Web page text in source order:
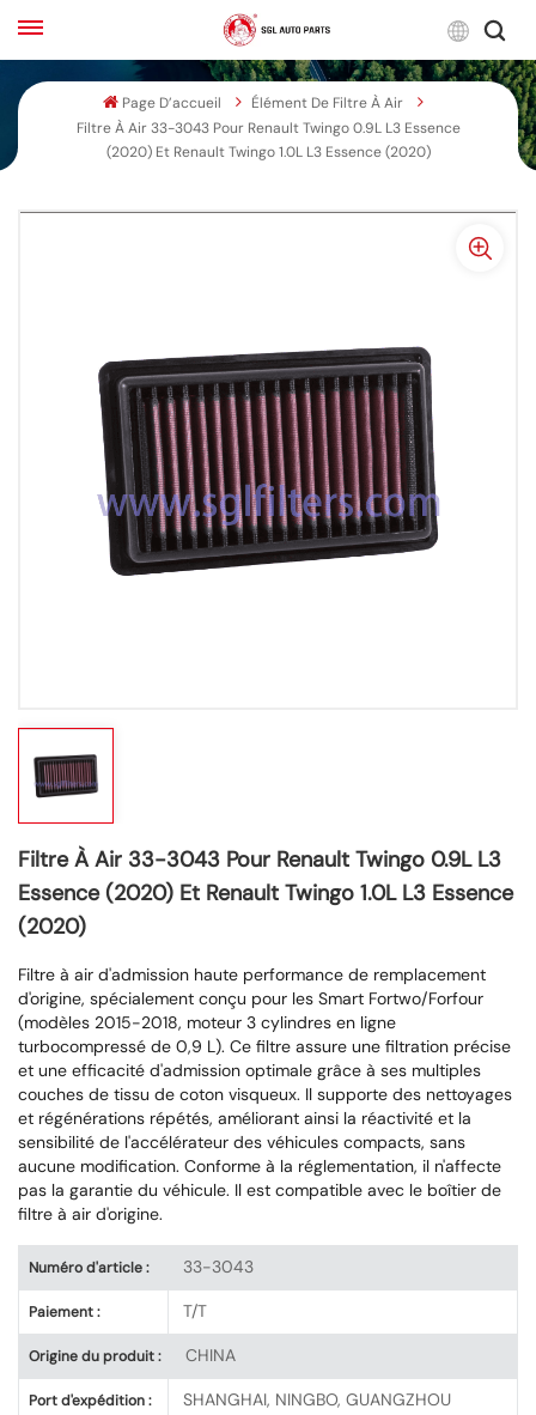
English
Français
español
한국어
Page D’accueil
Élément De Filtre À Air
Filtre À Air 33-3043 Pour Renault Twingo 0.9L L3 Essence
(2020) Et Renault Twingo 1.0L L3 Essence (2020)
Filtre À Air 33-3043 Pour Renault Twingo 0.9L L3
Essence (2020) Et Renault Twingo 1.0L L3 Essence
(2020)
Filtre à air d'admission haute performance de remplacement
d'origine, spécialement conçu pour les Smart Fortwo/Forfour
(modèles 2015-2018, moteur 3 cylindres en ligne
turbocompressé de 0,9 L). Ce filtre assure une filtration précise
et une efficacité d'admission optimale grâce à ses multiples
couches de tissu de coton visqueux. Il supporte des nettoyages
et régénérations répétés, améliorant ainsi la réactivité et la
sensibilité de l'accélérateur des véhicules compacts, sans
aucune modification. Conforme à la réglementation, il n'affecte
pas la garantie du véhicule. Il est compatible avec le boîtier de
filtre à air d'origine.
Numéro d'article : 33-3043
Paiement : T/T
Origine du produit : CHINA
Port d'expédition : SHANGHAI, NINGBO, GUANGZHOU